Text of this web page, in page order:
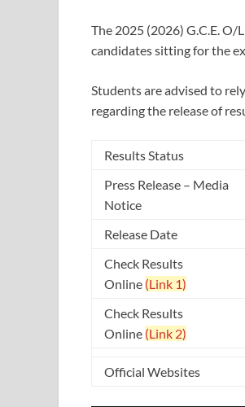
The 2025 (2026) G.C.E.
candidates sitting for the
Students are advised to
regarding the release of
Results Status
Press Release – Media
Notice
Release Date
Check Results
Online (Link 1)
Check Results
Online (Link 2)
Official Websites